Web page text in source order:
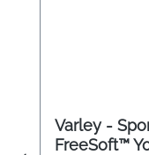
Varley -
FreeSoft™